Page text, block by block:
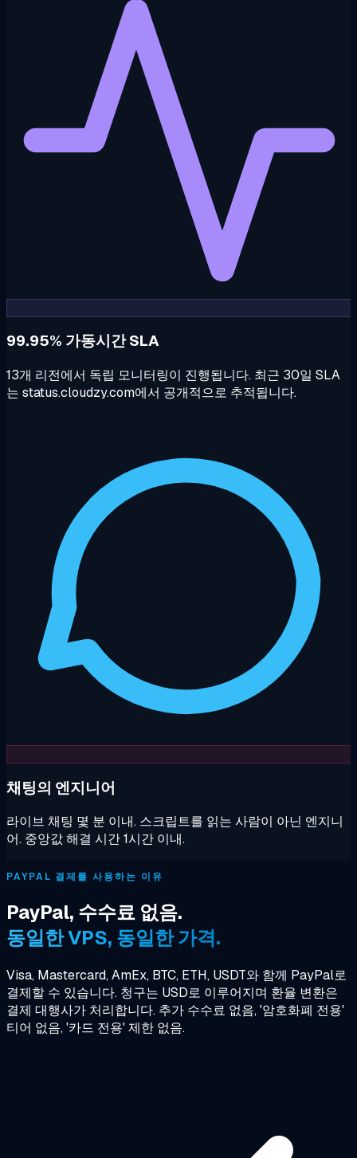
99.95% 가동시간 SLA
13개 리전에서 독립 모니터링이 진행됩니다. 최근 30일 SLA
는 status.cloudzy.com에서 공개적으로 추적됩니다.
채팅의 엔지니어
라이브 채팅 몇 분 이내. 스크립트를 읽는 사람이 아닌 엔지니
어. 중앙값 해결 시간 1시간 이내.
PAYPAL 결제를 사용하는 이유
PayPal, 수수료 없음.
동일한 VPS, 동일한 가격.
Visa, Mastercard, AmEx, BTC, ETH, USDT와 함께 PayPal로
결제할 수 있습니다. 청구는 USD로 이루어지며 환율 변환은
결제 대행사가 처리합니다. 추가 수수료 없음, '암호화폐 전용'
티어 없음, '카드 전용' 제한 없음.